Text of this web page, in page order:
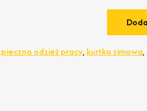
odzież pracy, kurtka zimowa,